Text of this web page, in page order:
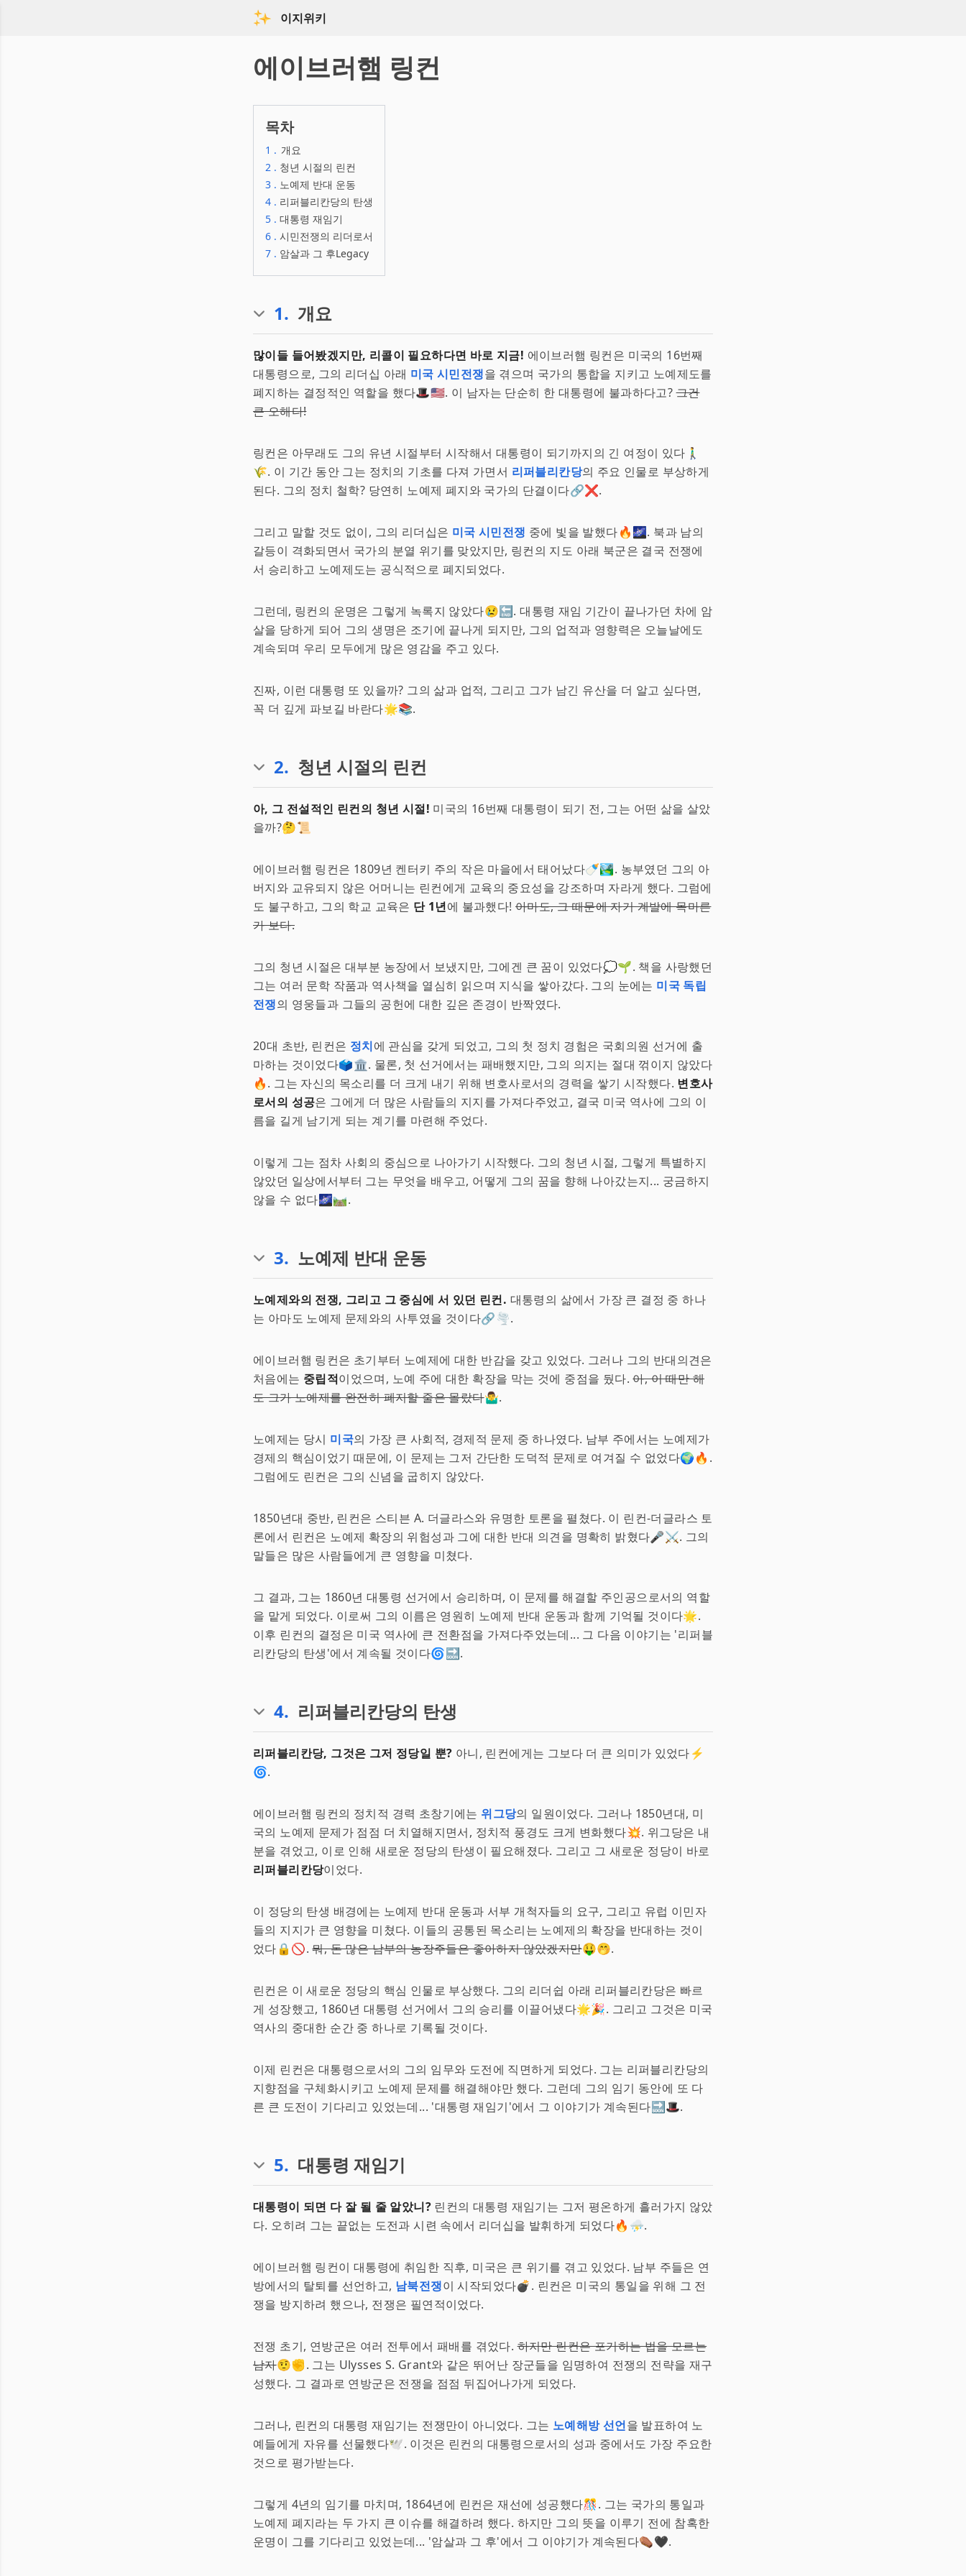
이지위키
에이브러햄 링컨
목차
1 . 개요
2 . 청년 시절의 린컨
3 . 노예제 반대 운동
4 . 리퍼블리칸당의 탄생
5 . 대통령 재임기
6 . 시민전쟁의 리더로서
7 . 암살과 그 후Legacy
1. 개요
많이들 들어봤겠지만, 리콜이 필요하다면 바로 지금! 에이브러햄 링컨은 미국의 16번째
대통령으로, 그의 리더십 아래 미국 시민전쟁을 겪으며 국가의 통합을 지키고 노예제도를
폐지하는 결정적인 역할을 했다🎩🇺🇸. 이 남자는 단순히 한 대통령에 불과하다고?그건
큰 오해다!
링컨은 아무래도 그의 유년 시절부터 시작해서 대통령이 되기까지의 긴 여정이 있다🚶‍♂️
🌾. 이 기간 동안 그는 정치의 기초를 다져 가면서 리퍼블리칸당의 주요 인물로 부상하게
된다. 그의 정치 철학? 당연히 노예제 폐지와 국가의 단결이다🔗❌.
그리고 말할 것도 없이, 그의 리더십은 미국 시민전쟁 중에 빛을 발했다🔥🌌. 북과 남의
갈등이 격화되면서 국가의 분열 위기를 맞았지만, 링컨의 지도 아래 북군은 결국 전쟁에
서 승리하고 노예제도는 공식적으로 폐지되었다.
그런데, 링컨의 운명은 그렇게 녹록지 않았다😢🔚. 대통령 재임 기간이 끝나가던 차에 암
살을 당하게 되어 그의 생명은 조기에 끝나게 되지만, 그의 업적과 영향력은 오늘날에도
계속되며 우리 모두에게 많은 영감을 주고 있다.
진짜, 이런 대통령 또 있을까? 그의 삶과 업적, 그리고 그가 남긴 유산을 더 알고 싶다면,
꼭 더 깊게 파보길 바란다🌟📚.
2. 청년 시절의 린컨
아, 그 전설적인 린컨의 청년 시절! 미국의 16번째 대통령이 되기 전, 그는 어떤 삶을 살았
을까?🤔📜
에이브러햄 링컨은 1809년 켄터키 주의 작은 마을에서 태어났다🍼🏞️. 농부였던 그의 아
버지와 교유되지 않은 어머니는 린컨에게 교육의 중요성을 강조하며 자라게 했다. 그럼에
도 불구하고, 그의 학교 교육은 단 1년에 불과했다!아마도, 그 때문에 자기 계발에 목마른
가 보다.
그의 청년 시절은 대부분 농장에서 보냈지만, 그에겐 큰 꿈이 있었다💭🌱. 책을 사랑했던
그는 여러 문학 작품과 역사책을 열심히 읽으며 지식을 쌓아갔다. 그의 눈에는 미국 독립
전쟁의 영웅들과 그들의 공헌에 대한 깊은 존경이 반짝였다.
20대 초반, 린컨은 정치에 관심을 갖게 되었고, 그의 첫 정치 경험은 국회의원 선거에 출
마하는 것이었다🗳️🏛️. 물론, 첫 선거에서는 패배했지만, 그의 의지는 절대 꺾이지 않았다
🔥. 그는 자신의 목소리를 더 크게 내기 위해 변호사로서의 경력을 쌓기 시작했다. 변호사
로서의 성공은 그에게 더 많은 사람들의 지지를 가져다주었고, 결국 미국 역사에 그의 이
름을 길게 남기게 되는 계기를 마련해 주었다.
이렇게 그는 점차 사회의 중심으로 나아가기 시작했다. 그의 청년 시절, 그렇게 특별하지
않았던 일상에서부터 그는 무엇을 배우고, 어떻게 그의 꿈을 향해 나아갔는지... 궁금하지
않을 수 없다🌌🛤️.
3. 노예제 반대 운동
노예제와의 전쟁, 그리고 그 중심에 서 있던 린컨. 대통령의 삶에서 가장 큰 결정 중 하나
는 아마도 노예제 문제와의 사투였을 것이다🔗🌪️.
에이브러햄 링컨은 초기부터 노예제에 대한 반감을 갖고 있었다. 그러나 그의 반대의견은
처음에는 중립적이었으며, 노예 주에 대한 확장을 막는 것에 중점을 뒀다.아, 이 때만 해
도 그가 노예제를 완전히 폐지할 줄은 몰랐다🤷‍♂️.
노예제는 당시 미국의 가장 큰 사회적, 경제적 문제 중 하나였다. 남부 주에서는 노예제가
경제의 핵심이었기 때문에, 이 문제는 그저 간단한 도덕적 문제로 여겨질 수 없었다🌍🔥.
그럼에도 린컨은 그의 신념을 굽히지 않았다.
1850년대 중반, 린컨은 스티븐 A. 더글라스와 유명한 토론을 펼쳤다. 이 린컨-더글라스 토
론에서 린컨은 노예제 확장의 위험성과 그에 대한 반대 의견을 명확히 밝혔다🎤⚔️. 그의
말들은 많은 사람들에게 큰 영향을 미쳤다.
그 결과, 그는 1860년 대통령 선거에서 승리하며, 이 문제를 해결할 주인공으로서의 역할
을 맡게 되었다. 이로써 그의 이름은 영원히 노예제 반대 운동과 함께 기억될 것이다🌟.
이후 린컨의 결정은 미국 역사에 큰 전환점을 가져다주었는데... 그 다음 이야기는 '리퍼블
리칸당의 탄생'에서 계속될 것이다🌀🔜.
4. 리퍼블리칸당의 탄생
리퍼블리칸당, 그것은 그저 정당일 뿐? 아니, 린컨에게는 그보다 더 큰 의미가 있었다⚡
🌀.
에이브러햄 링컨의 정치적 경력 초창기에는 위그당의 일원이었다. 그러나 1850년대, 미
국의 노예제 문제가 점점 더 치열해지면서, 정치적 풍경도 크게 변화했다💥. 위그당은 내
분을 겪었고, 이로 인해 새로운 정당의 탄생이 필요해졌다. 그리고 그 새로운 정당이 바로
리퍼블리칸당이었다.
이 정당의 탄생 배경에는 노예제 반대 운동과 서부 개척자들의 요구, 그리고 유럽 이민자
들의 지지가 큰 영향을 미쳤다. 이들의 공통된 목소리는 노예제의 확장을 반대하는 것이
었다🔒🚫.뭐, 돈 많은 남부의 농장주들은 좋아하지 않았겠지만🤑🤭.
린컨은 이 새로운 정당의 핵심 인물로 부상했다. 그의 리더쉽 아래 리퍼블리칸당은 빠르
게 성장했고, 1860년 대통령 선거에서 그의 승리를 이끌어냈다🌟🎉. 그리고 그것은 미국
역사의 중대한 순간 중 하나로 기록될 것이다.
이제 린컨은 대통령으로서의 그의 임무와 도전에 직면하게 되었다. 그는 리퍼블리칸당의
지향점을 구체화시키고 노예제 문제를 해결해야만 했다. 그런데 그의 임기 동안에 또 다
른 큰 도전이 기다리고 있었는데... '대통령 재임기'에서 그 이야기가 계속된다🔜🎩.
5. 대통령 재임기
대통령이 되면 다 잘 될 줄 알았니? 린컨의 대통령 재임기는 그저 평온하게 흘러가지 않았
다. 오히려 그는 끝없는 도전과 시련 속에서 리더십을 발휘하게 되었다🔥⛈.
에이브러햄 링컨이 대통령에 취임한 직후, 미국은 큰 위기를 겪고 있었다. 남부 주들은 연
방에서의 탈퇴를 선언하고, 남북전쟁이 시작되었다💣. 린컨은 미국의 통일을 위해 그 전
쟁을 방지하려 했으나, 전쟁은 필연적이었다.
전쟁 초기, 연방군은 여러 전투에서 패배를 겪었다.하지만 린컨은 포기하는 법을 모르는
남자🤨✊. 그는 Ulysses S. Grant와 같은 뛰어난 장군들을 임명하여 전쟁의 전략을 재구
성했다. 그 결과로 연방군은 전쟁을 점점 뒤집어나가게 되었다.
그러나, 린컨의 대통령 재임기는 전쟁만이 아니었다. 그는 노예해방 선언을 발표하여 노
예들에게 자유를 선물했다🕊. 이것은 린컨의 대통령으로서의 성과 중에서도 가장 주요한
것으로 평가받는다.
그렇게 4년의 임기를 마치며, 1864년에 린컨은 재선에 성공했다🎊. 그는 국가의 통일과
노예제 폐지라는 두 가지 큰 이슈를 해결하려 했다. 하지만 그의 뜻을 이루기 전에 참혹한
운명이 그를 기다리고 있었는데... '암살과 그 후'에서 그 이야기가 계속된다⚰🖤.